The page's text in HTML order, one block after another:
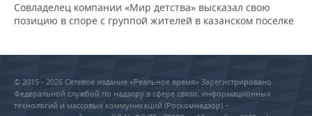
Совладелец компании «Мир детства» высказал свою
позицию в споре с группой жителей в казанском поселке
© 2015 - 2026 Сетевое издание «Реальное время» Зарегистрировано
Федеральной службой по надзору в сфере связи, информационных
технологий и массовых коммуникаций (Роскомнадзор) –